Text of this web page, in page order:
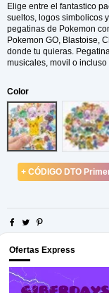
Elige entre el fantastico
sueltos, logos simbolicos
pegatinas de Pokemon
Pokemon GO, Blastoise,
donde tu quieras.
musicales, movil o
Color
100pcs
50pcs
+ CÓDIGO DTO
Ofertas Express